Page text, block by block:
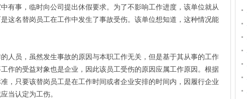
事，临时向公司提出休假要求。为了不影响工作进度，该单位就从
这名替岗员工在工作中发生了事故受伤。该单位想知道，这种情况能
员，虽然发生事故的原因与本职工作无关，但是基于其从事的工作
作的受益对象也是企业，因此该员工受伤的原因应属工作原因。根据
准，只要该替岗员工是在工作时间或者企业安排的时间内，因履行企业
当认定为工伤。